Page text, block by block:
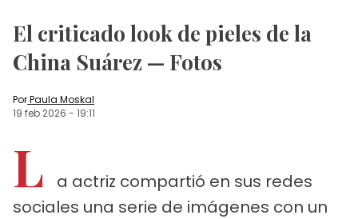
El criticado look de pieles de la
China Suárez — Fotos
PorPaula Moskal
19 feb 2026 - 19:11
L
a actriz compartió en sus redes
sociales una serie de imágenes con un